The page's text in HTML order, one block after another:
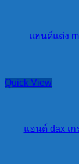
แฮนด์แต่ง
Quick View
แฮนด์ dax เ